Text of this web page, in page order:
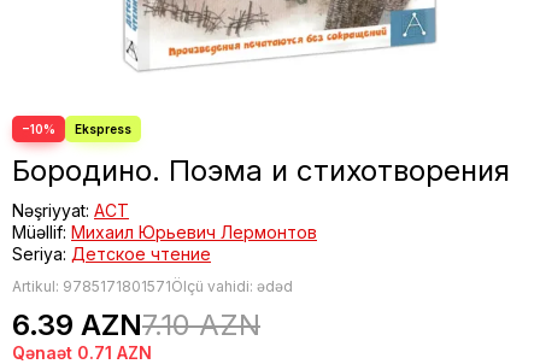
−10%
Бородино. Поэма и стихотворения
Nəşriyyat: АСТ
Müəllif: Михаил Юрьевич Лермонтов
Seriya: Детское чтение
Artikul: 9785171801571Ölçü vahidi: ədəd
6.39 AZN7.10 AZN
Qənaət 0.71 AZN